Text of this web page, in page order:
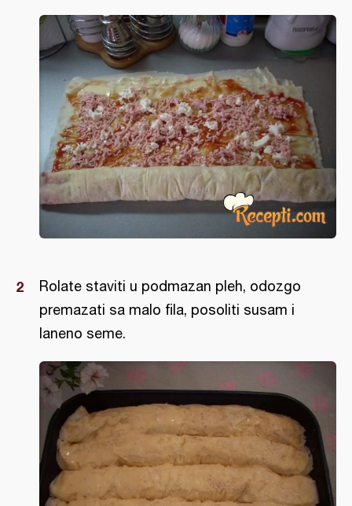
Rolate staviti u podmazan pleh, odozgo
premazati sa malo fila, posoliti susam i
laneno seme.